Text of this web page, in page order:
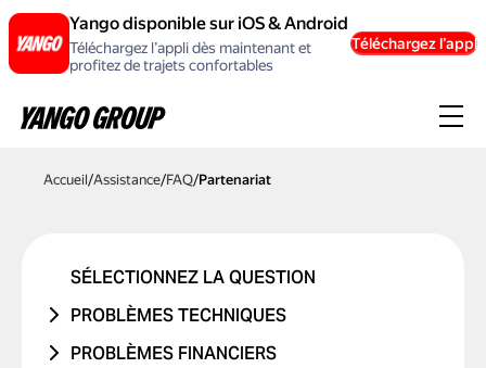
Yango disponible sur iOS & Android
Téléchargez l’appli dès maintenant et
profitez de trajets confortables
Téléchargez l’appli
Accueil/Assistance/FAQ/Partenariat
SÉLECTIONNEZ LA QUESTION
PROBLÈMES TECHNIQUES
CONNEXION
PROBLÈMES FINANCIERS